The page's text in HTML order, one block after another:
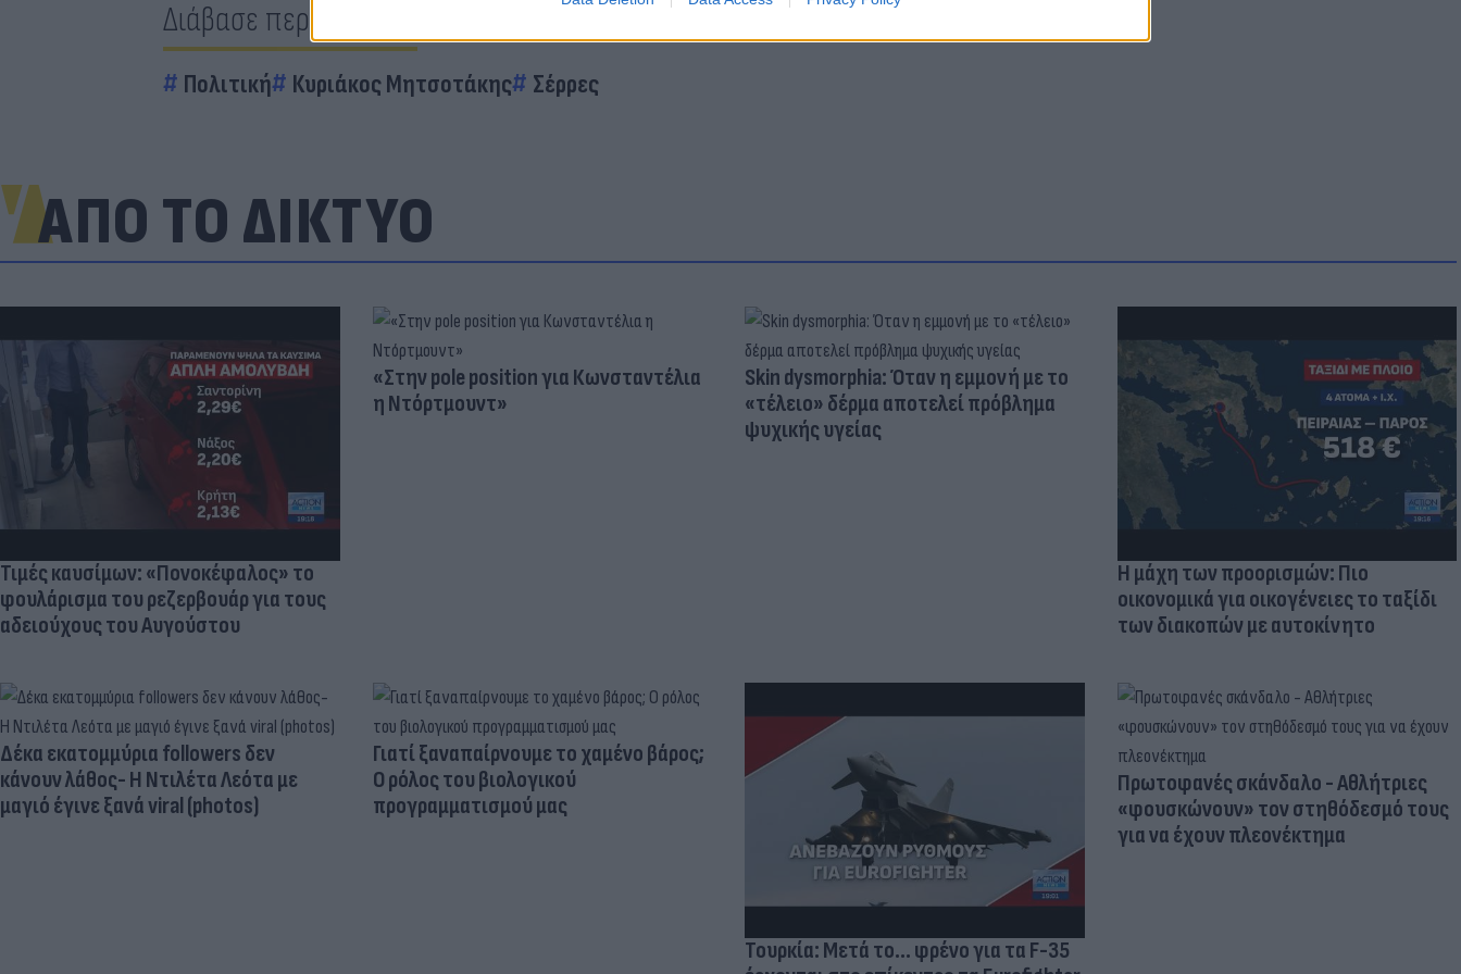
Διάβασε περισσότερα
Πολιτική Κυριάκος Μητσοτάκης Σέρρες
ΑΠΟ ΤΟ ΔΙΚΤΥΟ
Τιμές καυσίμων: «Πονοκέφαλος» το
φουλάρισμα του ρεζερβουάρ για τους
αδειούχους του Αυγούστου
«Στην pole position για Κωνσταντέλια
η Ντόρτμουντ»
Skin dysmorphia: Όταν η εμμονή με το
«τέλειο» δέρμα αποτελεί πρόβλημα
ψυχικής υγείας
Η μάχη των προορισμών: Πιο
οικονομικά για οικογένειες το ταξίδι
των διακοπών με αυτοκίνητο
Δέκα εκατομμύρια followers δεν
κάνουν λάθος- Η Ντιλέτα Λεότα με
μαγιό έγινε ξανά viral (photos)
Γιατί ξαναπαίρνουμε το χαμένο βάρος;
Ο ρόλος του βιολογικού
προγραμματισμού μας
Τουρκία: Μετά το... φρένο για τα F-35
Πρωτοφανές σκάνδαλο - Aθλήτριες
«φουσκώνουν» τον στηθόδεσμό τους
για να έχουν πλεονέκτημα